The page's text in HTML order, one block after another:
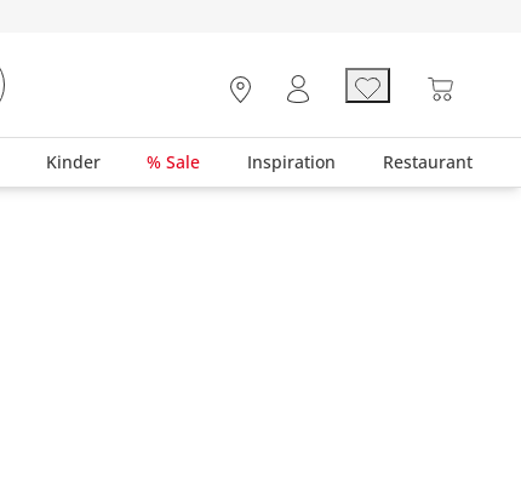
Kinder % Sale Inspiration Restaurant